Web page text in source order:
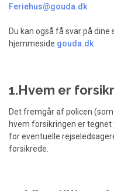
Feriehus@gouda.dk
Du kan også få svar på dine
hjemmeside gouda.dk
1.Hvem er
Det fremgår af policen
hvem forsikringen er
for eventuelle
forsikrede.